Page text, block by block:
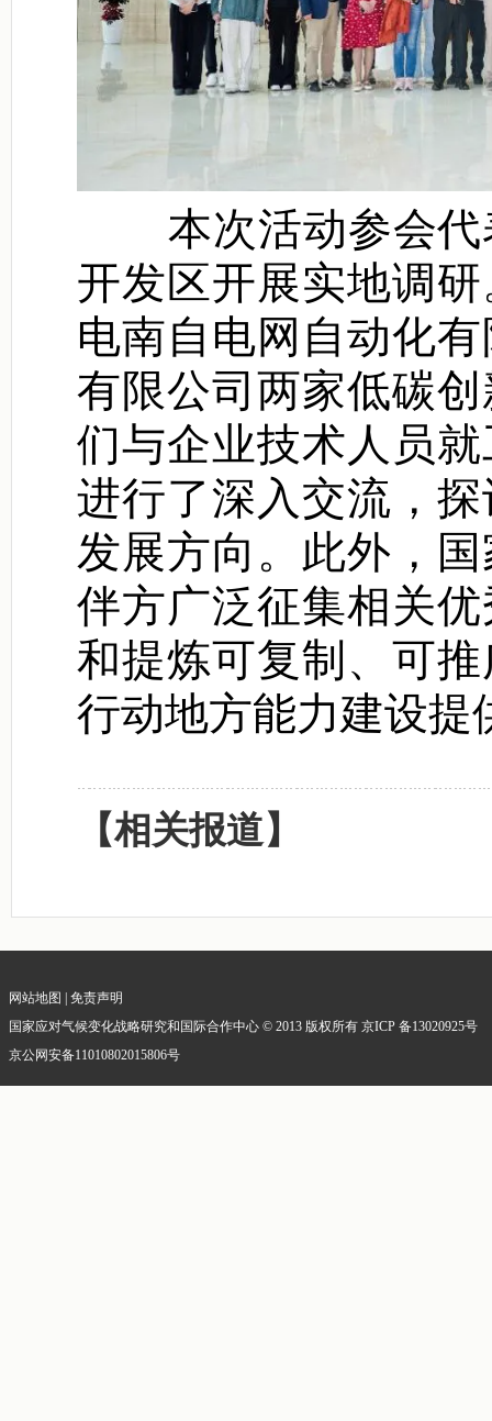
本次活动参会代
开发区开展实地调
电南自电网自动化
有限公司两家低碳
们与企业技术人员
进行了深入交流，
发展方向。此外，
伴方广泛征集相关
和提炼可复制、可
行动地方能力建设
【相关报道】
网站地图
免责声明
国家应对气候变化战略研究和国际合作中心 © 2013 版权所有 京ICP 备13020925号
京公网安备11010802015806号